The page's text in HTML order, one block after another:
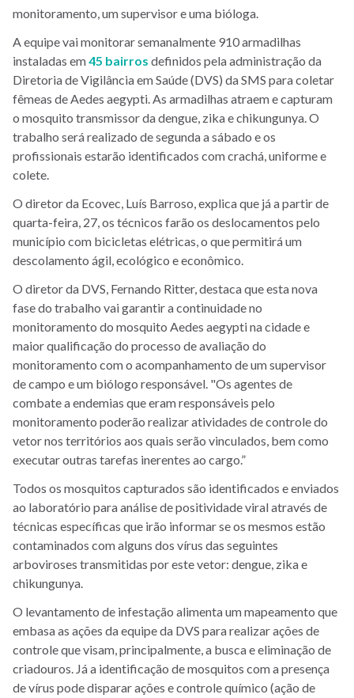
monitoramento, um supervisor e uma bióloga.
A equipe vai monitorar semanalmente 910 armadilhas
instaladas em45 bairros definidos pela administração da
Diretoria de Vigilância em Saúde (DVS) da SMS para coletar
fêmeas de Aedes aegypti. As armadilhas atraem e capturam
o mosquito transmissor da dengue, zika e chikungunya. O
trabalho será realizado de segunda a sábado e os
profissionais estarão identificados com crachá, uniforme e
colete.
O diretor da Ecovec, Luís Barroso, explica que já a partir de
quarta-feira, 27, os técnicos farão os deslocamentos pelo
município com bicicletas elétricas, o que permitirá um
descolamento ágil, ecológico e econômico.
O diretor da DVS, Fernando Ritter, destaca que esta nova
fase do trabalho vai garantir a continuidade no
monitoramento do mosquito Aedes aegypti na cidade e
maior qualificação do processo de avaliação do
monitoramento com o acompanhamento de um supervisor
de campo e um biólogo responsável. "Os agentes de
combate a endemias que eram responsáveis pelo
monitoramento poderão realizar atividades de controle do
vetor nos territórios aos quais serão vinculados, bem como
executar outras tarefas inerentes ao cargo.”
Todos os mosquitos capturados são identificados e enviados
ao laboratório para análise de positividade viral através de
técnicas específicas que irão informar se os mesmos estão
contaminados com alguns dos vírus das seguintes
arboviroses transmitidas por este vetor: dengue, zika e
chikungunya.
O levantamento de infestação alimenta um mapeamento que
embasa as ações da equipe da DVS para realizar ações de
controle que visam, principalmente, a busca e eliminação de
criadouros. Já a identificação de mosquitos com a presença
de vírus pode disparar ações e controle químico (ação de